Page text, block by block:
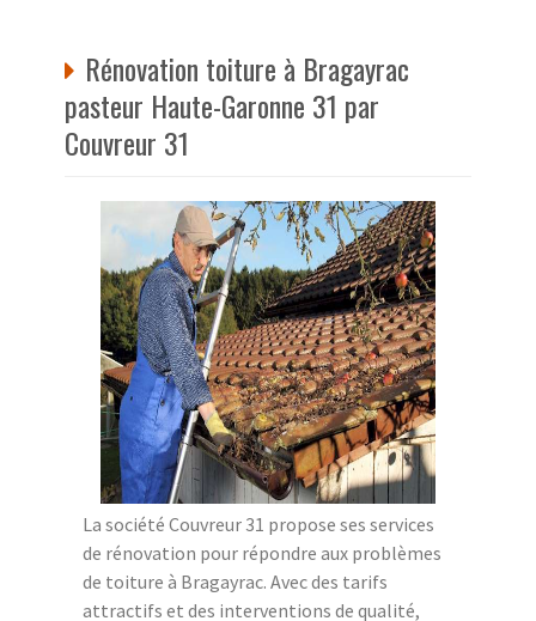
Rénovation toiture à Bragayrac
pasteur Haute-Garonne 31 par
Couvreur 31
La société Couvreur 31 propose ses services
de rénovation pour répondre aux problèmes
de toiture à Bragayrac. Avec des tarifs
attractifs et des interventions de qualité,